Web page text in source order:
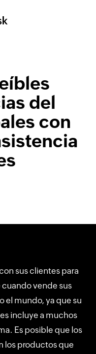
del
con
sus clientes para
vende sus
el mundo, ya que su
incluye a muchos
Es posible que los
los productos que